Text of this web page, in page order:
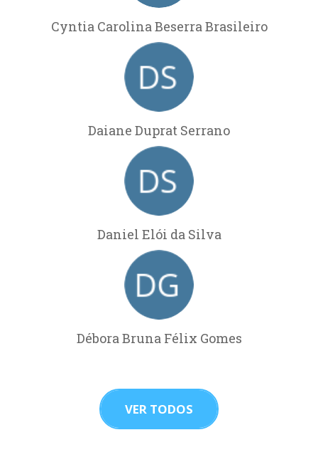
Cyntia Carolina Beserra Brasileiro
Daiane Duprat Serrano
Daniel Elói da Silva
Débora Bruna Félix Gomes
VER TODOS